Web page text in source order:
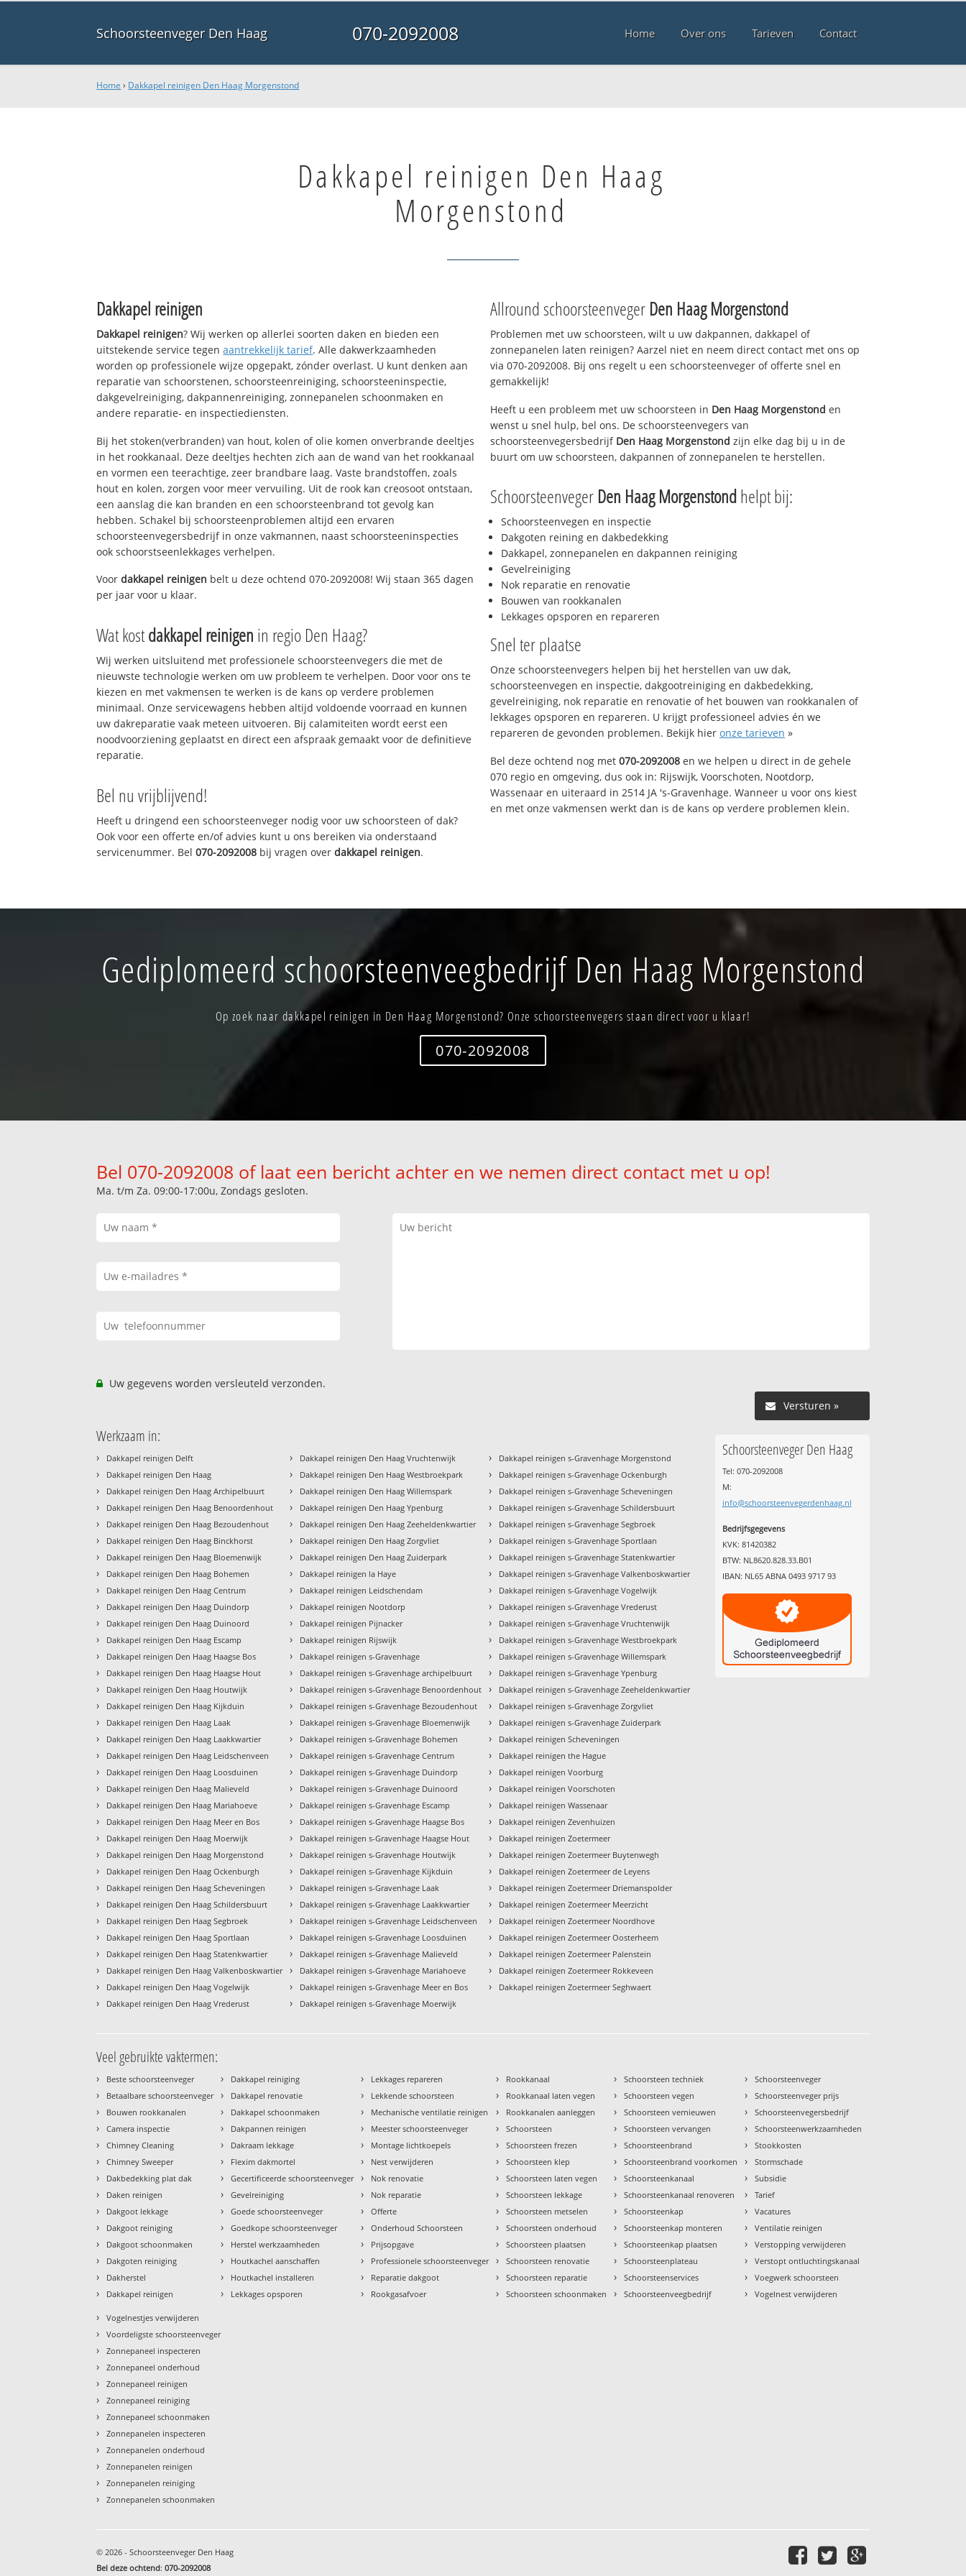
Schoorsteenveger Den Haag 070-2092008 Home Over ons Tarieven Contact
Home › Dakkapel reinigen Den Haag Morgenstond
Dakkapel reinigen Den Haag
Morgenstond
Dakkapel reinigen
Dakkapel reinigen? Wij werken op allerlei soorten daken en bieden een
uitstekende service tegenaantrekkelijk tarief. Alle dakwerkzaamheden
worden op professionele wijze opgepakt, zónder overlast. U kunt denken aan
reparatie van schoorstenen, schoorsteenreiniging, schoorsteeninspectie,
dakgevelreiniging, dakpannenreiniging, zonnepanelen schoonmaken en
andere reparatie- en inspectiediensten.
Bij het stoken(verbranden) van hout, kolen of olie komen onverbrande deeltjes
in het rookkanaal. Deze deeltjes hechten zich aan de wand van het rookkanaal
en vormen een teerachtige, zeer brandbare laag. Vaste brandstoffen, zoals
hout en kolen, zorgen voor meer vervuiling. Uit de rook kan creosoot ontstaan,
een aanslag die kan branden en een schoorsteenbrand tot gevolg kan
hebben. Schakel bij schoorsteenproblemen altijd een ervaren
schoorsteenvegersbedrijf in onze vakmannen, naast schoorsteeninspecties
ook schoorstseenlekkages verhelpen.
Voordakkapel reinigen belt u deze ochtend 070-2092008! Wij staan 365 dagen
per jaar voor u klaar.
Wat kostdakkapel reinigen in regio Den Haag?
Wij werken uitsluitend met professionele schoorsteenvegers die met de
nieuwste technologie werken om uw probleem te verhelpen. Door voor ons te
kiezen en met vakmensen te werken is de kans op verdere problemen
minimaal. Onze servicewagens hebben altijd voldoende voorraad en kunnen
uw dakreparatie vaak meteen uitvoeren. Bij calamiteiten wordt eerst een
noodvoorziening geplaatst en direct een afspraak gemaakt voor de definitieve
reparatie.
Bel nu vrijblijvend!
Heeft u dringend een schoorsteenveger nodig voor uw schoorsteen of dak?
Ook voor een offerte en/of advies kunt u ons bereiken via onderstaand
servicenummer. Bel070-2092008 bij vragen overdakkapel reinigen.
Allround schoorsteenveger Den Haag Morgenstond
Problemen met uw schoorsteen, wilt u uw dakpannen, dakkapel of
zonnepanelen laten reinigen? Aarzel niet en neem direct contact met ons op
via 070-2092008. Bij ons regelt u een schoorsteenveger of offerte snel en
gemakkelijk!
Heeft u een probleem met uw schoorsteen in Den Haag Morgenstond en
wenst u snel hulp, bel ons. De schoorsteenvegers van
schoorsteenvegersbedrijf Den Haag Morgenstond zijn elke dag bij u in de
buurt om uw schoorsteen, dakpannen of zonnepanelen te herstellen.
Schoorsteenveger Den Haag Morgenstondhelpt bij:
Schoorsteenvegen en inspectie
Dakgoten reining en dakbedekking
Dakkapel, zonnepanelen en dakpannen reiniging
Gevelreiniging
Nok reparatie en renovatie
Bouwen van rookkanalen
Lekkages opsporen en repareren
Snel ter plaatse
Onze schoorsteenvegers helpen bij het herstellen van uw dak,
schoorsteenvegen en inspectie, dakgootreiniging en dakbedekking,
gevelreiniging, nok reparatie en renovatie of het bouwen van rookkanalen of
lekkages opsporen en repareren. U krijgt professioneel advies én we
repareren de gevonden problemen. Bekijk hier onze tarieven »
Bel deze ochtend nog met 070-2092008 en we helpen u direct in de gehele
070 regio en omgeving, dus ook in: Rijswijk, Voorschoten, Nootdorp,
Wassenaar en uiteraard in 2514 JA 's-Gravenhage. Wanneer u voor ons kiest
en met onze vakmensen werkt dan is de kans op verdere problemen klein.
Gediplomeerd schoorsteenveegbedrijf Den Haag Morgenstond
Op zoek naar dakkapel reinigen in Den Haag Morgenstond? Onze schoorsteenvegers staan direct voor u klaar!
070-2092008
Bel 070-2092008 of laat een bericht achter en we nemen direct contact met u op!
Ma. t/m Za. 09:00-17:00u, Zondags gesloten.
Uw gegevens worden versleuteld verzonden.
Versturen »
Werkzaam in:
› Dakkapel reinigen Delft
› Dakkapel reinigen Den Haag
› Dakkapel reinigen Den Haag Archipelbuurt
› Dakkapel reinigen Den Haag Benoordenhout
› Dakkapel reinigen Den Haag Bezoudenhout
› Dakkapel reinigen Den Haag Binckhorst
› Dakkapel reinigen Den Haag Bloemenwijk
› Dakkapel reinigen Den Haag Bohemen
› Dakkapel reinigen Den Haag Centrum
› Dakkapel reinigen Den Haag Duindorp
› Dakkapel reinigen Den Haag Duinoord
› Dakkapel reinigen Den Haag Escamp
› Dakkapel reinigen Den Haag Haagse Bos
› Dakkapel reinigen Den Haag Haagse Hout
› Dakkapel reinigen Den Haag Houtwijk
› Dakkapel reinigen Den Haag Kijkduin
› Dakkapel reinigen Den Haag Laak
› Dakkapel reinigen Den Haag Laakkwartier
› Dakkapel reinigen Den Haag Leidschenveen
› Dakkapel reinigen Den Haag Loosduinen
› Dakkapel reinigen Den Haag Malieveld
› Dakkapel reinigen Den Haag Mariahoeve
› Dakkapel reinigen Den Haag Meer en Bos
› Dakkapel reinigen Den Haag Moerwijk
› Dakkapel reinigen Den Haag Morgenstond
› Dakkapel reinigen Den Haag Ockenburgh
› Dakkapel reinigen Den Haag Scheveningen
› Dakkapel reinigen Den Haag Schildersbuurt
› Dakkapel reinigen Den Haag Segbroek
› Dakkapel reinigen Den Haag Sportlaan
› Dakkapel reinigen Den Haag Statenkwartier
› Dakkapel reinigen Den Haag Valkenboskwartier
› Dakkapel reinigen Den Haag Vogelwijk
› Dakkapel reinigen Den Haag Vrederust
› Dakkapel reinigen Den Haag Vruchtenwijk
› Dakkapel reinigen Den Haag Westbroekpark
› Dakkapel reinigen Den Haag Willemspark
› Dakkapel reinigen Den Haag Ypenburg
› Dakkapel reinigen Den Haag Zeeheldenkwartier
› Dakkapel reinigen Den Haag Zorgvliet
› Dakkapel reinigen Den Haag Zuiderpark
› Dakkapel reinigen la Haye
› Dakkapel reinigen Leidschendam
› Dakkapel reinigen Nootdorp
› Dakkapel reinigen Pijnacker
› Dakkapel reinigen Rijswijk
› Dakkapel reinigen s-Gravenhage
› Dakkapel reinigen s-Gravenhage archipelbuurt
› Dakkapel reinigen s-Gravenhage Benoordenhout
› Dakkapel reinigen s-Gravenhage Bezoudenhout
› Dakkapel reinigen s-Gravenhage Bloemenwijk
› Dakkapel reinigen s-Gravenhage Bohemen
› Dakkapel reinigen s-Gravenhage Centrum
› Dakkapel reinigen s-Gravenhage Duindorp
› Dakkapel reinigen s-Gravenhage Duinoord
› Dakkapel reinigen s-Gravenhage Escamp
› Dakkapel reinigen s-Gravenhage Haagse Bos
› Dakkapel reinigen s-Gravenhage Haagse Hout
› Dakkapel reinigen s-Gravenhage Houtwijk
› Dakkapel reinigen s-Gravenhage Kijkduin
› Dakkapel reinigen s-Gravenhage Laak
› Dakkapel reinigen s-Gravenhage Laakkwartier
› Dakkapel reinigen s-Gravenhage Leidschenveen
› Dakkapel reinigen s-Gravenhage Loosduinen
› Dakkapel reinigen s-Gravenhage Malieveld
› Dakkapel reinigen s-Gravenhage Mariahoeve
› Dakkapel reinigen s-Gravenhage Meer en Bos
› Dakkapel reinigen s-Gravenhage Moerwijk
› Dakkapel reinigen s-Gravenhage Morgenstond
› Dakkapel reinigen s-Gravenhage Ockenburgh
› Dakkapel reinigen s-Gravenhage Scheveningen
› Dakkapel reinigen s-Gravenhage Schildersbuurt
› Dakkapel reinigen s-Gravenhage Segbroek
› Dakkapel reinigen s-Gravenhage Sportlaan
› Dakkapel reinigen s-Gravenhage Statenkwartier
› Dakkapel reinigen s-Gravenhage Valkenboskwartier
› Dakkapel reinigen s-Gravenhage Vogelwijk
› Dakkapel reinigen s-Gravenhage Vrederust
› Dakkapel reinigen s-Gravenhage Vruchtenwijk
› Dakkapel reinigen s-Gravenhage Westbroekpark
› Dakkapel reinigen s-Gravenhage Willemspark
› Dakkapel reinigen s-Gravenhage Ypenburg
› Dakkapel reinigen s-Gravenhage Zeeheldenkwartier
› Dakkapel reinigen s-Gravenhage Zorgvliet
› Dakkapel reinigen s-Gravenhage Zuiderpark
› Dakkapel reinigen Scheveningen
› Dakkapel reinigen the Hague
› Dakkapel reinigen Voorburg
› Dakkapel reinigen Voorschoten
› Dakkapel reinigen Wassenaar
› Dakkapel reinigen Zevenhuizen
› Dakkapel reinigen Zoetermeer
› Dakkapel reinigen Zoetermeer Buytenwegh
› Dakkapel reinigen Zoetermeer de Leyens
› Dakkapel reinigen Zoetermeer Driemanspolder
› Dakkapel reinigen Zoetermeer Meerzicht
› Dakkapel reinigen Zoetermeer Noordhove
› Dakkapel reinigen Zoetermeer Oosterheem
› Dakkapel reinigen Zoetermeer Palenstein
› Dakkapel reinigen Zoetermeer Rokkeveen
› Dakkapel reinigen Zoetermeer Seghwaert
Schoorsteenveger Den Haag
Tel: 070-2092008
M:
info@schoorsteenvegerdenhaag.nl
Bedrijfsgegevens
KVK: 81420382
BTW: NL8620.828.33.B01
IBAN: NL65 ABNA 0493 9717 93
Veel gebruikte vaktermen:
› Beste schoorsteenveger
› Betaalbare schoorsteenveger
› Bouwen rookkanalen
› Camera inspectie
› Chimney Cleaning
› Chimney Sweeper
› Dakbedekking plat dak
› Daken reinigen
› Dakgoot lekkage
› Dakgoot reiniging
› Dakgoot schoonmaken
› Dakgoten reiniging
› Dakherstel
› Dakkapel reinigen
› Dakkapel reiniging
› Dakkapel renovatie
› Dakkapel schoonmaken
› Dakpannen reinigen
› Dakraam lekkage
› Flexim dakmortel
› Gecertificeerde schoorsteenveger
› Gevelreiniging
› Goede schoorsteenveger
› Goedkope schoorsteenveger
› Herstel werkzaamheden
› Houtkachel aanschaffen
› Houtkachel installeren
› Lekkages opsporen
› Lekkages repareren
› Lekkende schoorsteen
› Mechanische ventilatie reinigen
› Meester schoorsteenveger
› Montage lichtkoepels
› Nest verwijderen
› Nok renovatie
› Nok reparatie
› Offerte
› Onderhoud Schoorsteen
› Prijsopgave
› Professionele schoorsteenveger
› Reparatie dakgoot
› Rookgasafvoer
› Rookkanaal
› Rookkanaal laten vegen
› Rookkanalen aanleggen
› Schoorsteen
› Schoorsteen frezen
› Schoorsteen klep
› Schoorsteen laten vegen
› Schoorsteen lekkage
› Schoorsteen metselen
› Schoorsteen onderhoud
› Schoorsteen plaatsen
› Schoorsteen renovatie
› Schoorsteen reparatie
› Schoorsteen schoonmaken
› Schoorsteen techniek
› Schoorsteen vegen
› Schoorsteen vernieuwen
› Schoorsteen vervangen
› Schoorsteenbrand
› Schoorsteenbrand voorkomen
› Schoorsteenkanaal
› Schoorsteenkanaal renoveren
› Schoorsteenkap
› Schoorsteenkap monteren
› Schoorsteenkap plaatsen
› Schoorsteenplateau
› Schoorsteenservices
› Schoorsteenveegbedrijf
› Schoorsteenveger
› Schoorsteenveger prijs
› Schoorsteenvegersbedrijf
› Schoorsteenwerkzaamheden
› Stookkosten
› Stormschade
› Subsidie
› Tarief
› Vacatures
› Ventilatie reinigen
› Verstopping verwijderen
› Verstopt ontluchtingskanaal
› Voegwerk schoorsteen
› Vogelnest verwijderen
› Vogelnestjes verwijderen
› Voordeligste schoorsteenveger
› Zonnepaneel inspecteren
› Zonnepaneel onderhoud
› Zonnepaneel reinigen
› Zonnepaneel reiniging
› Zonnepaneel schoonmaken
› Zonnepanelen inspecteren
› Zonnepanelen onderhoud
› Zonnepanelen reinigen
› Zonnepanelen reiniging
› Zonnepanelen schoonmaken
© 2026 - Schoorsteenveger Den Haag
Bel deze ochtend:070-2092008